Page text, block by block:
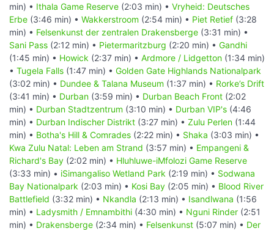
min) • Ithala Game Reserve (2:03 min) • Vryheid: Deutsches
Erbe (3:46 min) • Wakkerstroom (2:54 min) • Piet Retief (3:28
min) • Felsenkunst der zentralen Drakensberge (3:31 min) •
Sani Pass (2:12 min) • Pietermaritzburg (2:20 min) • Gandhi
(1:45 min) • Howick (2:37 min) • Ardmore / Lidgetton (1:34 min)
• Tugela Falls (1:47 min) • Golden Gate Highlands Nationalpark
(3:02 min) • Dundee & Talana Museum (1:37 min) • Rorke’s Drift
(3:41 min) • Durban (3:59 min) • Durban Beach Front (2:02
min) • Durban Stadtzentrum (3:10 min) • Durban VIP's (4:46
min) • Durban Indischer Distrikt (3:27 min) • Zulu Perlen (1:44
min) • Botha's Hill & Comrades (2:22 min) • Shaka (3:03 min) •
Kwa Zulu Natal: Leben am Strand (3:57 min) • Empangeni &
Richard's Bay (2:02 min) • Hluhluwe-iMfolozi Game Reserve
(3:33 min) • iSimangaliso Wetland Park (2:19 min) • Sodwana
Bay Nationalpark (2:03 min) • Kosi Bay (2:05 min) • Blood River
Battlefield (3:32 min) • Nkandla (2:13 min) • Isandlwana (1:56
min) • Ladysmith / Emnambithi (4:30 min) • Nguni Rinder (2:51
min) • Drakensberge (2:34 min) • Felsenkunst (5:07 min) • Der